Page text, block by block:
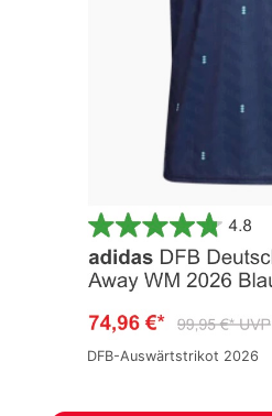
DFB-Auswärtstrikot 2026